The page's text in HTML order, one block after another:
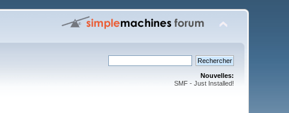
Nouvelles:
SMF - Just Installed!